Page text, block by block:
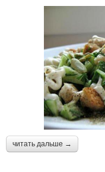
читать дальше →